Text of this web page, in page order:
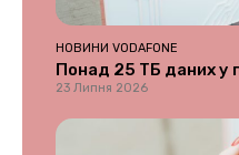
НОВИНИ VODAFONE
Понад 25 ТБ даних у
23 Липня 2026